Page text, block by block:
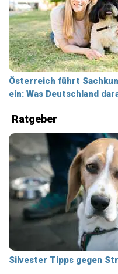
Österreich führt
ein: Was Deutschland
Ratgeber
Silvester Tipps gegen